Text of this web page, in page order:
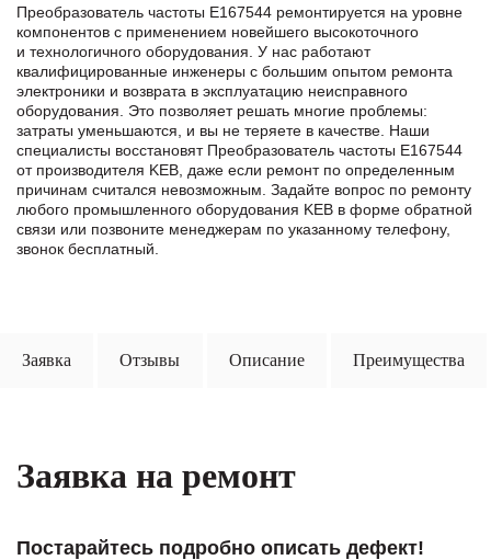
Преобразователь частоты E167544 ремонтируется на уровне
компонентов с применением новейшего высокоточного
и технологичного оборудования. У нас работают
квалифицированные инженеры с большим опытом ремонта
электроники и возврата в эксплуатацию неисправного
оборудования. Это позволяет решать многие проблемы:
затраты уменьшаются, и вы не теряете в качестве. Наши
специалисты восстановят Преобразователь частоты E167544
от производителя KEB, даже если ремонт по определенным
причинам считался невозможным. Задайте вопрос по ремонту
любого промышленного оборудования KEB в формe обратной
связи или позвоните менеджерам по указанному телефону,
звонок бесплатный.
Заявка Отзывы Описание Преимущества
Заявка на ремонт
Постарайтесь подробно описать дефект!